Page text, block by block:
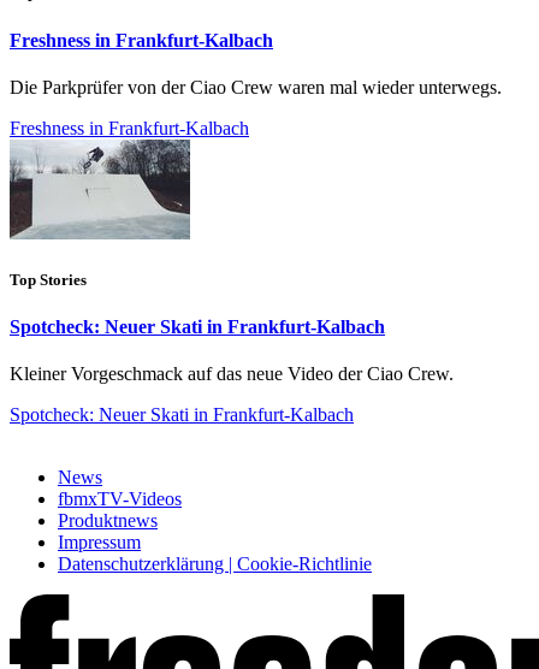
Freshness in Frankfurt-Kalbach
Die Parkprüfer von der Ciao Crew waren mal wieder unterwegs.
Freshness in Frankfurt-Kalbach
Top Stories
Spotcheck: Neuer Skati in Frankfurt-Kalbach
Kleiner Vorgeschmack auf das neue Video der Ciao Crew.
Spotcheck: Neuer Skati in Frankfurt-Kalbach
News
fbmxTV-Videos
Produktnews
Impressum
Datenschutzerklärung | Cookie-Richtlinie